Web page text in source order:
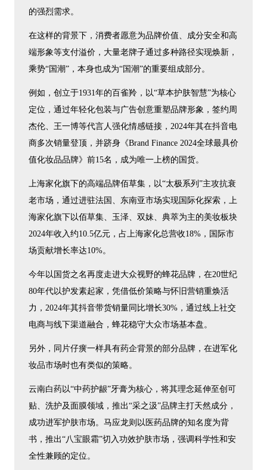
的强烈需求。
在这样的背景下，消费者愿意为品牌价值、成分安全和高
端形象等支付溢价，大量老牌子通过多种路径实现焕新，
乘势“国潮”，本身也成为“国潮”的重要组成部分。
例如，创立于1931年的百雀羚，以“草本护肤智慧”为核心
定位，通过年轻化包装与广告创意重塑品牌形象，签约周
杰伦、王一博等代言人强化情感链接，2024年其在抖音电
商多次销量登顶，并跻身《Brand Finance 2024全球最具价
值化妆品品牌》前15名，成为唯一上榜的国货。
上海家化旗下的高端品牌佰草集，以“太极系列”主攻抗衰
老市场，通过进驻法国、东南亚市场实现国际化探索，上
海家化旗下以佰草集、玉泽、双妹、典萃为主的美妆板块
2024年收入约10.5亿元，占上海家化总营收18%，国际市
场贡献增长率达10%。
今年以国货之名再度走进大众视野的蜂花品牌，在20世纪
80年代以护发素起家，凭借低价策略与怀旧营销重焕活
力，2024年其抖音带货销量同比增长30%，通过线上社交
电商与线下渠道融合，蜂花稳守大众市场基本盘。
另外，同片仔癀一样具有药企背景的部分品牌，在进军化
妆品市场时也有类似的策略。
云南白药以“中药护龈”牙膏为核心，将其理念延伸至创可
贴、洗护及面膜领域，推出“采之汲”品牌主打天然成分，
成功进军护肤市场。马应龙则以医药品牌的知名度为背
书，推出“八宝眼霜”切入功效护肤市场，强调科学性和安
全性兼顾的定位。